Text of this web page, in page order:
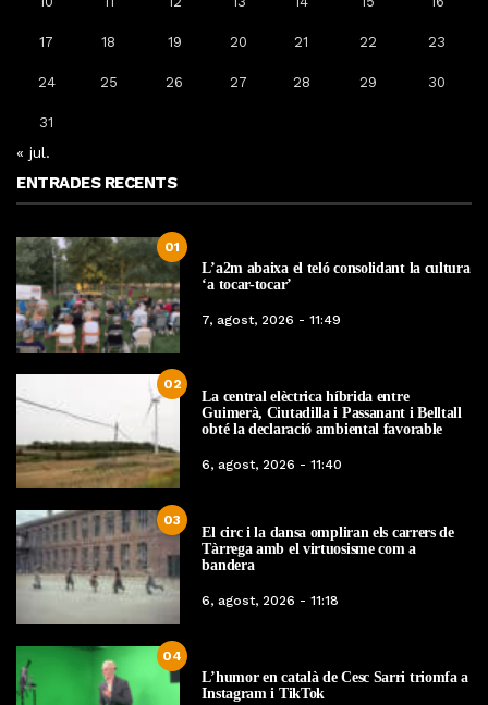
17 18 19 20 21 22 23
24 25 26 27 28 29 30
31
« jul.
ENTRADES RECENTS
01
L’a2m abaixa el teló consolidant la cultura
‘a tocar-tocar’
7, agost, 2026 - 11:49
02
La central elèctrica híbrida entre
Guimerà, Ciutadilla i Passanant i Belltall
obté la declaració ambiental favorable
6, agost, 2026 - 11:40
03
El circ i la dansa ompliran els carrers de
Tàrrega amb el virtuosisme com a
bandera
6, agost, 2026 - 11:18
04
L’humor en català de Cesc Sarri triomfa a
Instagram i TikTok